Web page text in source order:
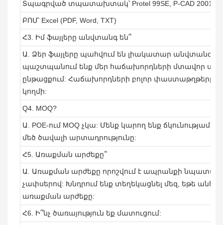
Տպագրված տպատախտակ՝ Protel 99SE, P-CAD
ԲՈՄ՝ Excel (PDF, Word, TXT)
Հ3. Իմ ֆայլերը անվտանգ են՞
Ա. Ձեր ֆայլերը պահվում են լիակատար
պաշտպանում ենք մեր հաճախորդների մտավոր
ընթացքում: Հաճախորդների բոլոր փաստաթղթերը
կողմի:
Q4. MOQ?
Ա. POE-ում MOQ չկա: Մենք կարող ենք
մեծ ծավալի արտադրությունը:
Հ5. Առաքման արժեքը՞
Ա. Առաքման արժեքը որոշվում է ապրանքի
չափսերով: Խնդրում ենք տեղեկացնել մեզ, եթե
առաքման արժեքը:
Հ6. Ի՞նչ ծառայություն եք մատուցում: